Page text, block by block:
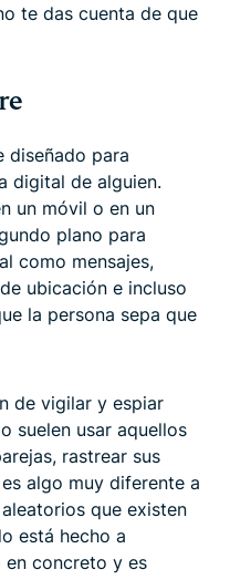
te das cuenta de que
diseñado para
digital de alguien.
un móvil o en un
plano para
como mensajes,
ubicación e incluso
la persona sepa que
de vigilar y espiar
suelen usar aquellos
rastrear sus
algo muy diferente a
que existen
está hecho a
en concreto y es